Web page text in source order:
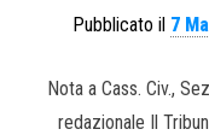
Pubblicato il 7
Nota a Cass. Civ.,
redazionale Il